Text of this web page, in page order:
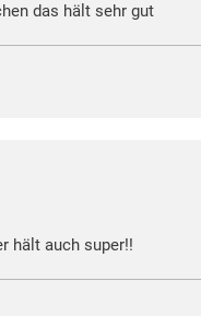
das hält sehr gut
hält auch super!!